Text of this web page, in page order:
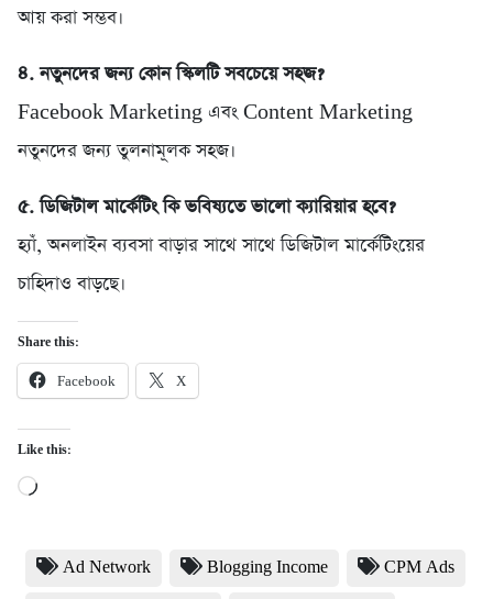
আয় করা সম্ভব।
৪. নতুনদের জন্য কোন স্কিলটি সবচেয়ে সহজ?
Facebook Marketing এবং Content Marketing
নতুনদের জন্য তুলনামূলক সহজ।
৫. ডিজিটাল মার্কেটিং কি ভবিষ্যতে ভালো ক্যারিয়ার হবে?
হ্যাঁ, অনলাইন ব্যবসা বাড়ার সাথে সাথে ডিজিটাল মার্কেটিংয়ের
চাহিদাও বাড়ছে।
Share this:
Facebook X
Like this:
Loading…
Ad Network Blogging Income CPM Ads